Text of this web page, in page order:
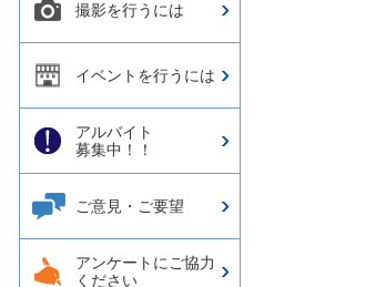
撮影を行うには
イベントを行うには
アルバイト
募集中！！
ご意見・ご要望
アンケートにご協力
ください